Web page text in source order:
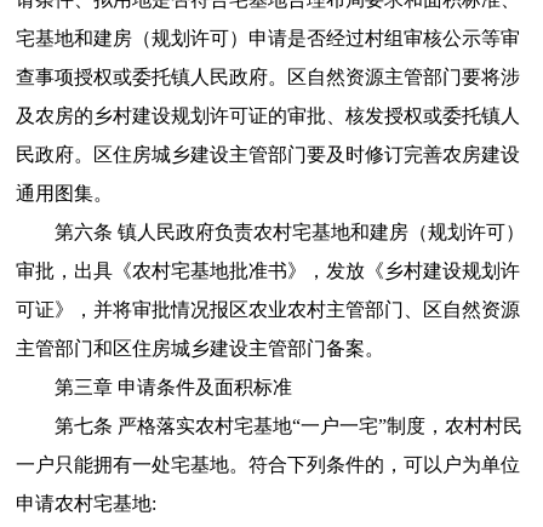
宅基地和建房（规划许可）申请是否经过村组审核公示等审
查事项授权或委托镇人民政府。区自然资源主管部门要将涉
及农房的乡村建设规划许可证的审批、核发授权或委托镇人
民政府。区住房城乡建设主管部门要及时修订完善农房建设
通用图集。
第六条 镇人民政府负责农村宅基地和建房（规划许可）
审批，出具《农村宅基地批准书》，发放《乡村建设规划许
可证》，并将审批情况报区农业农村主管部门、区自然资源
主管部门和区住房城乡建设主管部门备案。
第三章 申请条件及面积标准
第七条 严格落实农村宅基地“一户一宅”制度，农村村民
一户只能拥有一处宅基地。符合下列条件的，可以户为单位
申请农村宅基地: